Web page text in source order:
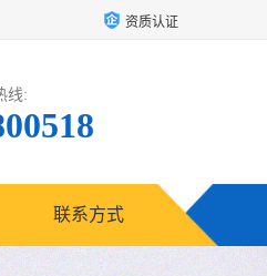
资质认证
线:
联系方式